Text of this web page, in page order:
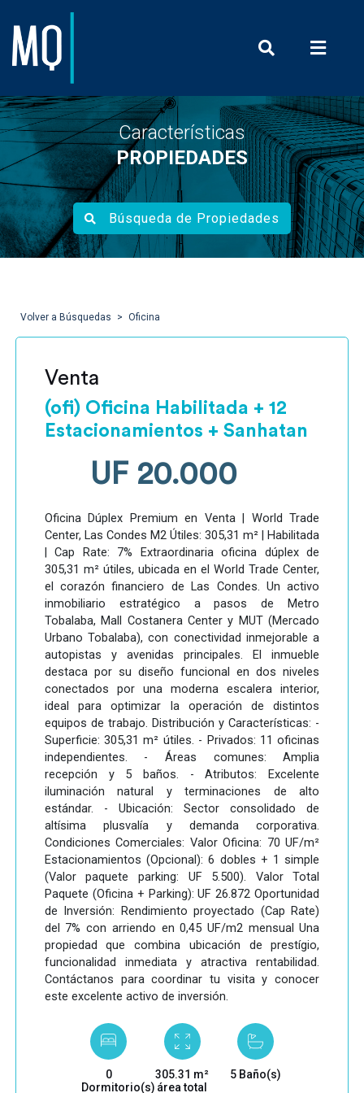
Características
PROPIEDADES
Búsqueda de Propiedades
Volver a Búsquedas Oficina
Venta
(ofi) Oficina Habilitada + 12
Estacionamientos + Sanhatan
UF 20.000
Oficina Dúplex Premium en Venta | World Trade
Center, Las Condes M2 Útiles: 305,31 m² | Habilitada
| Cap Rate: 7% Extraordinaria oficina dúplex de
305,31 m² útiles, ubicada en el World Trade Center,
el corazón financiero de Las Condes. Un activo
inmobiliario estratégico a pasos de Metro
Tobalaba, Mall Costanera Center y MUT (Mercado
Urbano Tobalaba), con conectividad inmejorable a
autopistas y avenidas principales. El inmueble
destaca por su diseño funcional en dos niveles
conectados por una moderna escalera interior,
ideal para optimizar la operación de distintos
equipos de trabajo. Distribución y Características: -
Superficie: 305,31 m² útiles. - Privados: 11 oficinas
independientes. - Áreas comunes: Amplia
recepción y 5 baños. - Atributos: Excelente
iluminación natural y terminaciones de alto
estándar. - Ubicación: Sector consolidado de
altísima plusvalía y demanda corporativa.
Condiciones Comerciales: Valor Oficina: 70 UF/m²
Estacionamientos (Opcional): 6 dobles + 1 simple
(Valor paquete parking: UF 5.500). Valor Total
Paquete (Oficina + Parking): UF 26.872 Oportunidad
de Inversión: Rendimiento proyectado (Cap Rate)
del 7% con arriendo en 0,45 UF/m2 mensual Una
propiedad que combina ubicación de prestígio,
funcionalidad inmediata y atractiva rentabilidad.
Contáctanos para coordinar tu visita y conocer
este excelente activo de inversión.
0
Dormitorio(s)
305.31 m²
área total
5 Baño(s)